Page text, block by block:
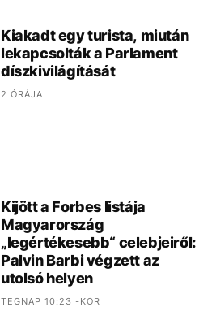
Kiakadt egy turista, miután
lekapcsolták a Parlament
díszkivilágítását
2 ÓRÁJA
Kijött a Forbes listája
Magyarország
„legértékesebb“ celebjeiről:
Palvin Barbi végzett az
utolsó helyen
TEGNAP 10:23 -KOR